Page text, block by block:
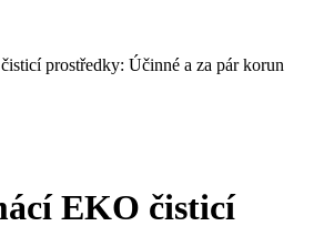
prostředky: Účinné a za pár korun
EKO čisticí